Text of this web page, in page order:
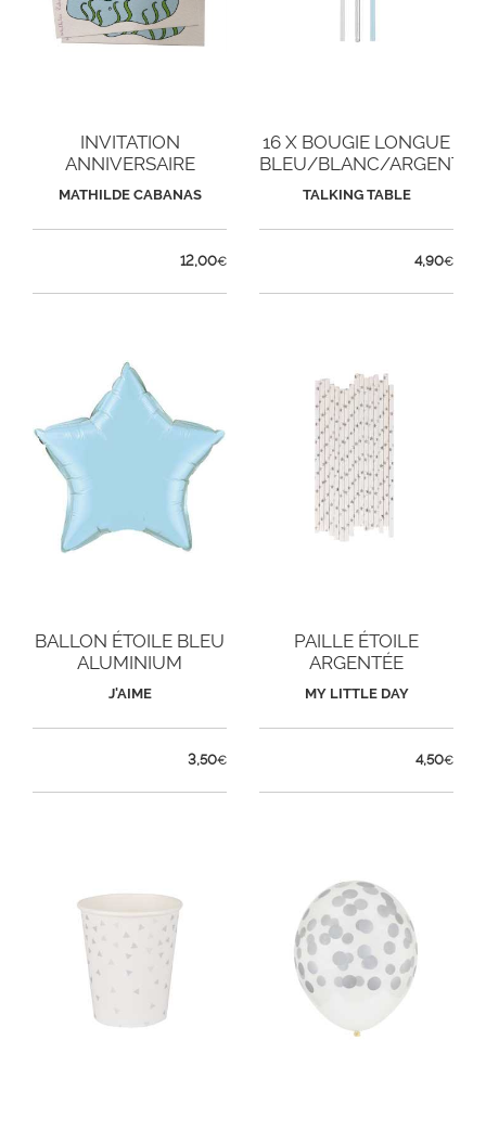
INVITATION
ANNIVERSAIRE
SIRENE X 6
MATHILDE CABANAS
12,00€
16 X BOUGIE LONGUE
BLEU/BLANC/ARGENT
TALKING TABLE
4,90€
BALLON ÉTOILE BLEU
ALUMINIUM
J'AIME
3,50€
PAILLE ÉTOILE
ARGENTÉE
MÉTALISÉE
MY LITTLE DAY
4,50€